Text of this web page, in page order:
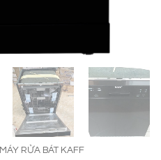
MÁY RỬA BÁT KAFF